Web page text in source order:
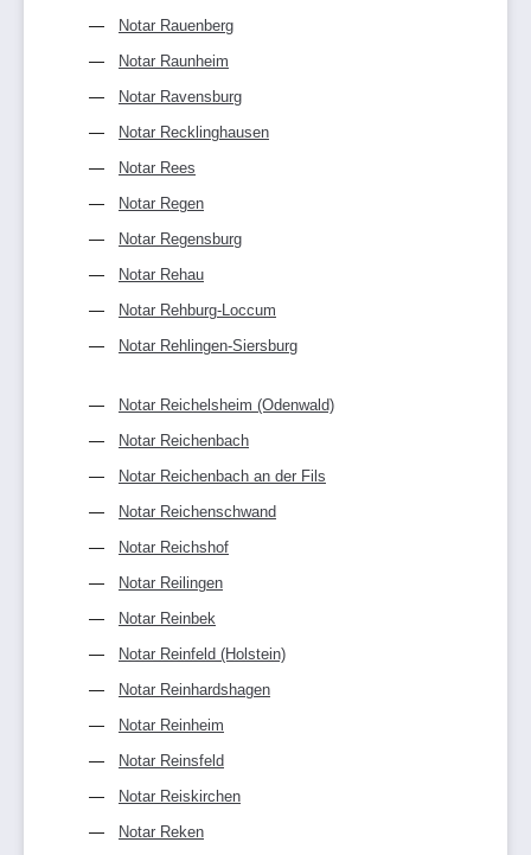
Notar Rauenberg
Notar Raunheim
Notar Ravensburg
Notar Recklinghausen
Notar Rees
Notar Regen
Notar Regensburg
Notar Rehau
Notar Rehburg-Loccum
Notar Rehlingen-Siersburg
Notar Reichelsheim (Odenwald)
Notar Reichenbach
Notar Reichenbach an der Fils
Notar Reichenschwand
Notar Reichshof
Notar Reilingen
Notar Reinbek
Notar Reinfeld (Holstein)
Notar Reinhardshagen
Notar Reinheim
Notar Reinsfeld
Notar Reiskirchen
Notar Reken